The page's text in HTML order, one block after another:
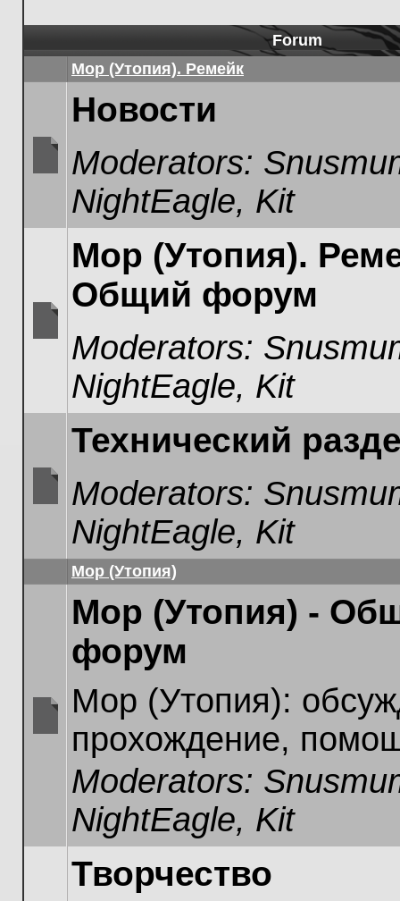
Forum
Мор (Утопия). Ремейк
unread
Новости
Moderators:
NightEagle, Kit
unread
Мор (Утопия).
Общий форум
Moderators:
NightEagle, Kit
unread
Технический
Moderators:
NightEagle, Kit
Мор (Утопия)
Мор (Утопия) -
форум
Мор (Утопия):
прохождение,
Moderators:
NightEagle, Kit
Творчество